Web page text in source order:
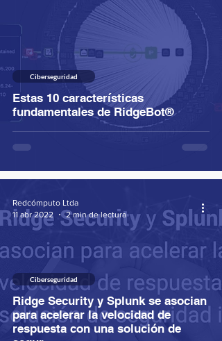
Estas 10 características
fundamentales de RidgeBot®
Ciberseguridad
Ridge Security y Splunk se asocian
para acelerar la velocidad de
respuesta con una solución de
Ciberseguridad
Redcómputo Ltda
11 abr 2022
2 min de lectura